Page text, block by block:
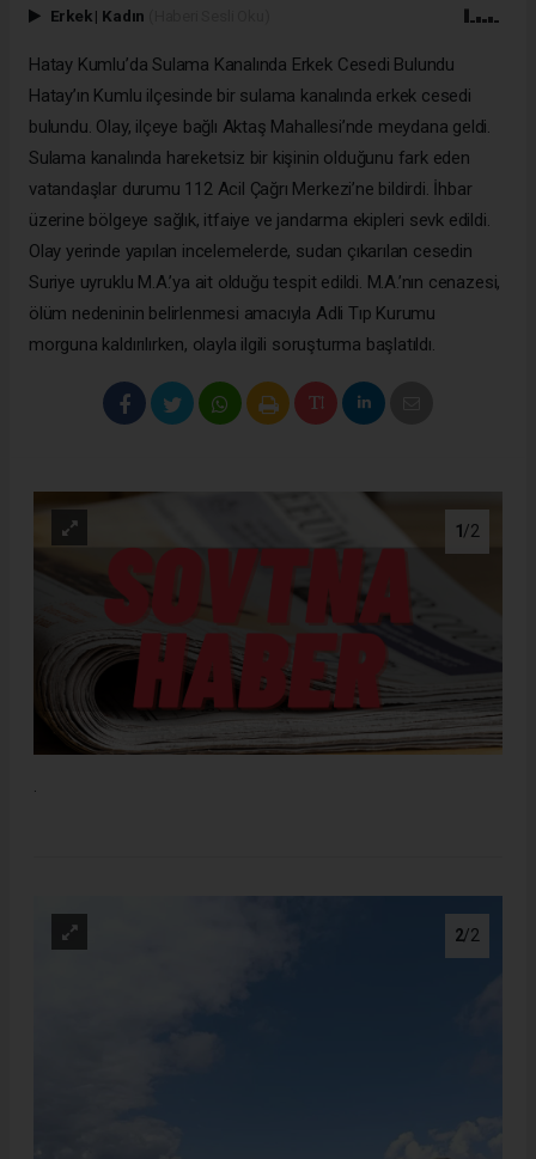
Erkek | Kadın
Hatay Kumlu’da Sulama Kanalında Erkek Cesedi Bulundu
Hatay’ın Kumlu ilçesinde bir sulama kanalında erkek cesedi
bulundu. Olay, ilçeye bağlı Aktaş Mahallesi’nde meydana geldi.
Sulama kanalında hareketsiz bir kişinin olduğunu fark eden
vatandaşlar durumu 112 Acil Çağrı Merkezi’ne bildirdi. İhbar
üzerine bölgeye sağlık, itfaiye ve jandarma ekipleri sevk edildi.
Olay yerinde yapılan incelemelerde, sudan çıkarılan cesedin
Suriye uyruklu M.A.’ya ait olduğu tespit edildi. M.A.’nın cenazesi,
ölüm nedeninin belirlenmesi amacıyla Adli Tıp Kurumu
morguna kaldırılırken, olayla ilgili soruşturma başlatıldı.
1/2
2/2